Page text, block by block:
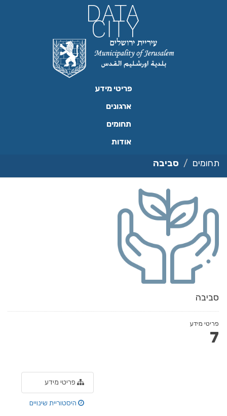
פריטי מידע
ארגונים
תחומים
אודות
תחומים סביבה
סביבה
פריטי מידע
7
פריטי מידע
היסטוריית שינויים